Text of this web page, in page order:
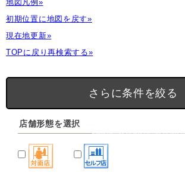
地図凡例»
初期位置に地図を戻す»
現在地更新»
TOPに戻り再検索する»
さらに条件を絞る
店舗形態を選択